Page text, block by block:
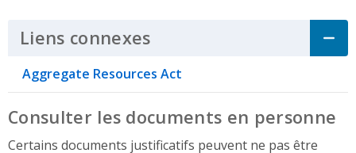
Liens connexes Click to Expand
Aggregate Resources Act
Consulter les documents en personne
Certains documents justificatifs peuvent ne pas être